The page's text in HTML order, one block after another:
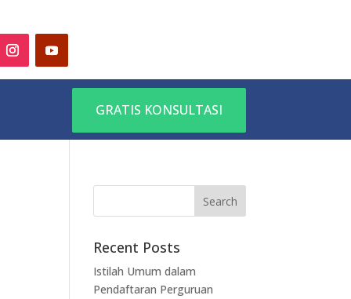
GRATIS KONSULTASI
Recent Posts
Istilah Umum dalam
Pendaftaran Perguruan